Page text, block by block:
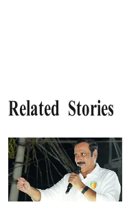
Related Stories